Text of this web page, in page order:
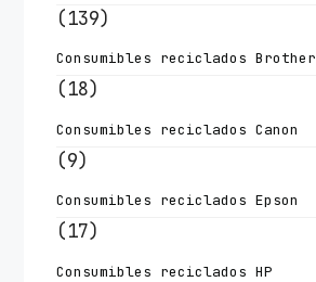
(139)
Consumibles reciclados Brother
(18)
Consumibles reciclados Canon
(9)
Consumibles reciclados Epson
(17)
Consumibles reciclados HP